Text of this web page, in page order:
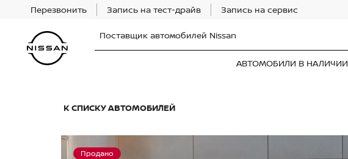
Перезвонить Запись на тест-драйв Запись на сервис
Поставщик автомобилей Nissan
АВТОМОБИЛИ В НАЛИЧИИ
К СПИСКУ АВТОМОБИЛЕЙ
Продано